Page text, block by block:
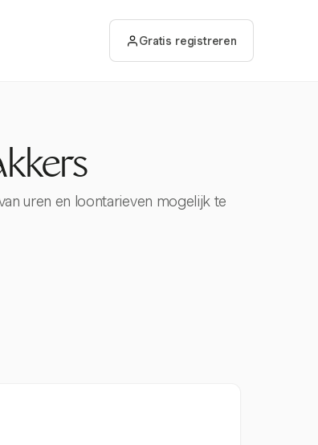
Gratis registreren
uren en loontarieven mogelijk te